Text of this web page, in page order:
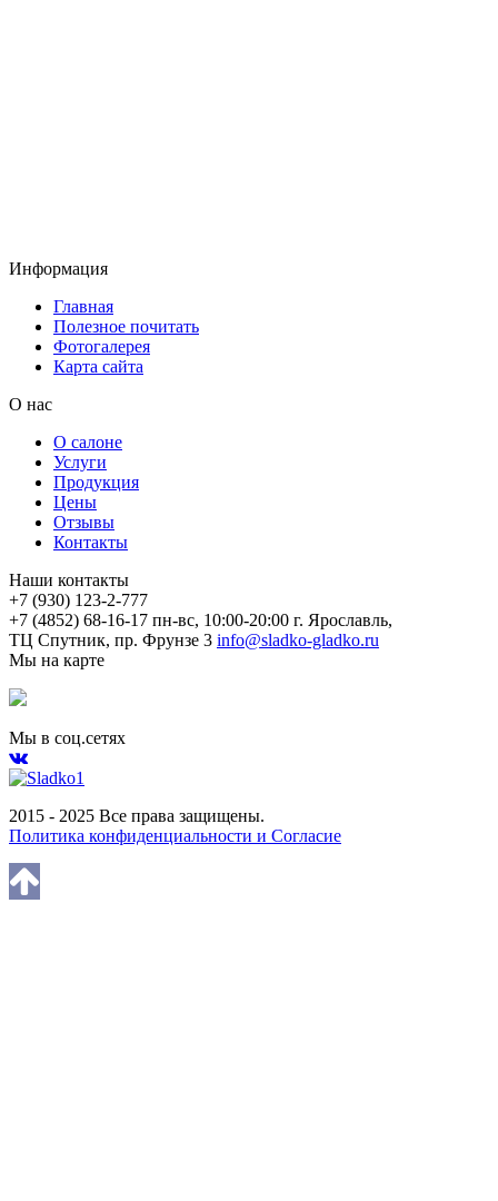
Информация
Главная
Полезное почитать
Фотогалерея
Карта сайта
О нас
О салоне
Услуги
Продукция
Цены
Отзывы
Контакты
Наши контакты
+7 (930) 123-2-777
+7 (4852) 68-16-17 пн-вс, 10:00-20:00 г. Ярославль,
ТЦ Спутник, пр. Фрунзе 3 info@sladko-gladko.ru
Мы на карте
Мы в соц.сетях
2015 - 2025 Все права защищены.
Политика конфиденциальности и Согласие